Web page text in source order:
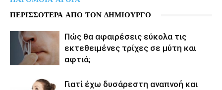
ΠΕΡΙΣΣΟΤΕΡΑ ΑΠΟ ΤΟΝ ΔΗΜΙΟΥΡΓΟ
Πώς θα αφαιρέσεις εύκολα τις
εκτεθειμένες τρίχες σε μύτη και
αφτιά;
Γιατί έχω δυσάρεστη αναπνοή και